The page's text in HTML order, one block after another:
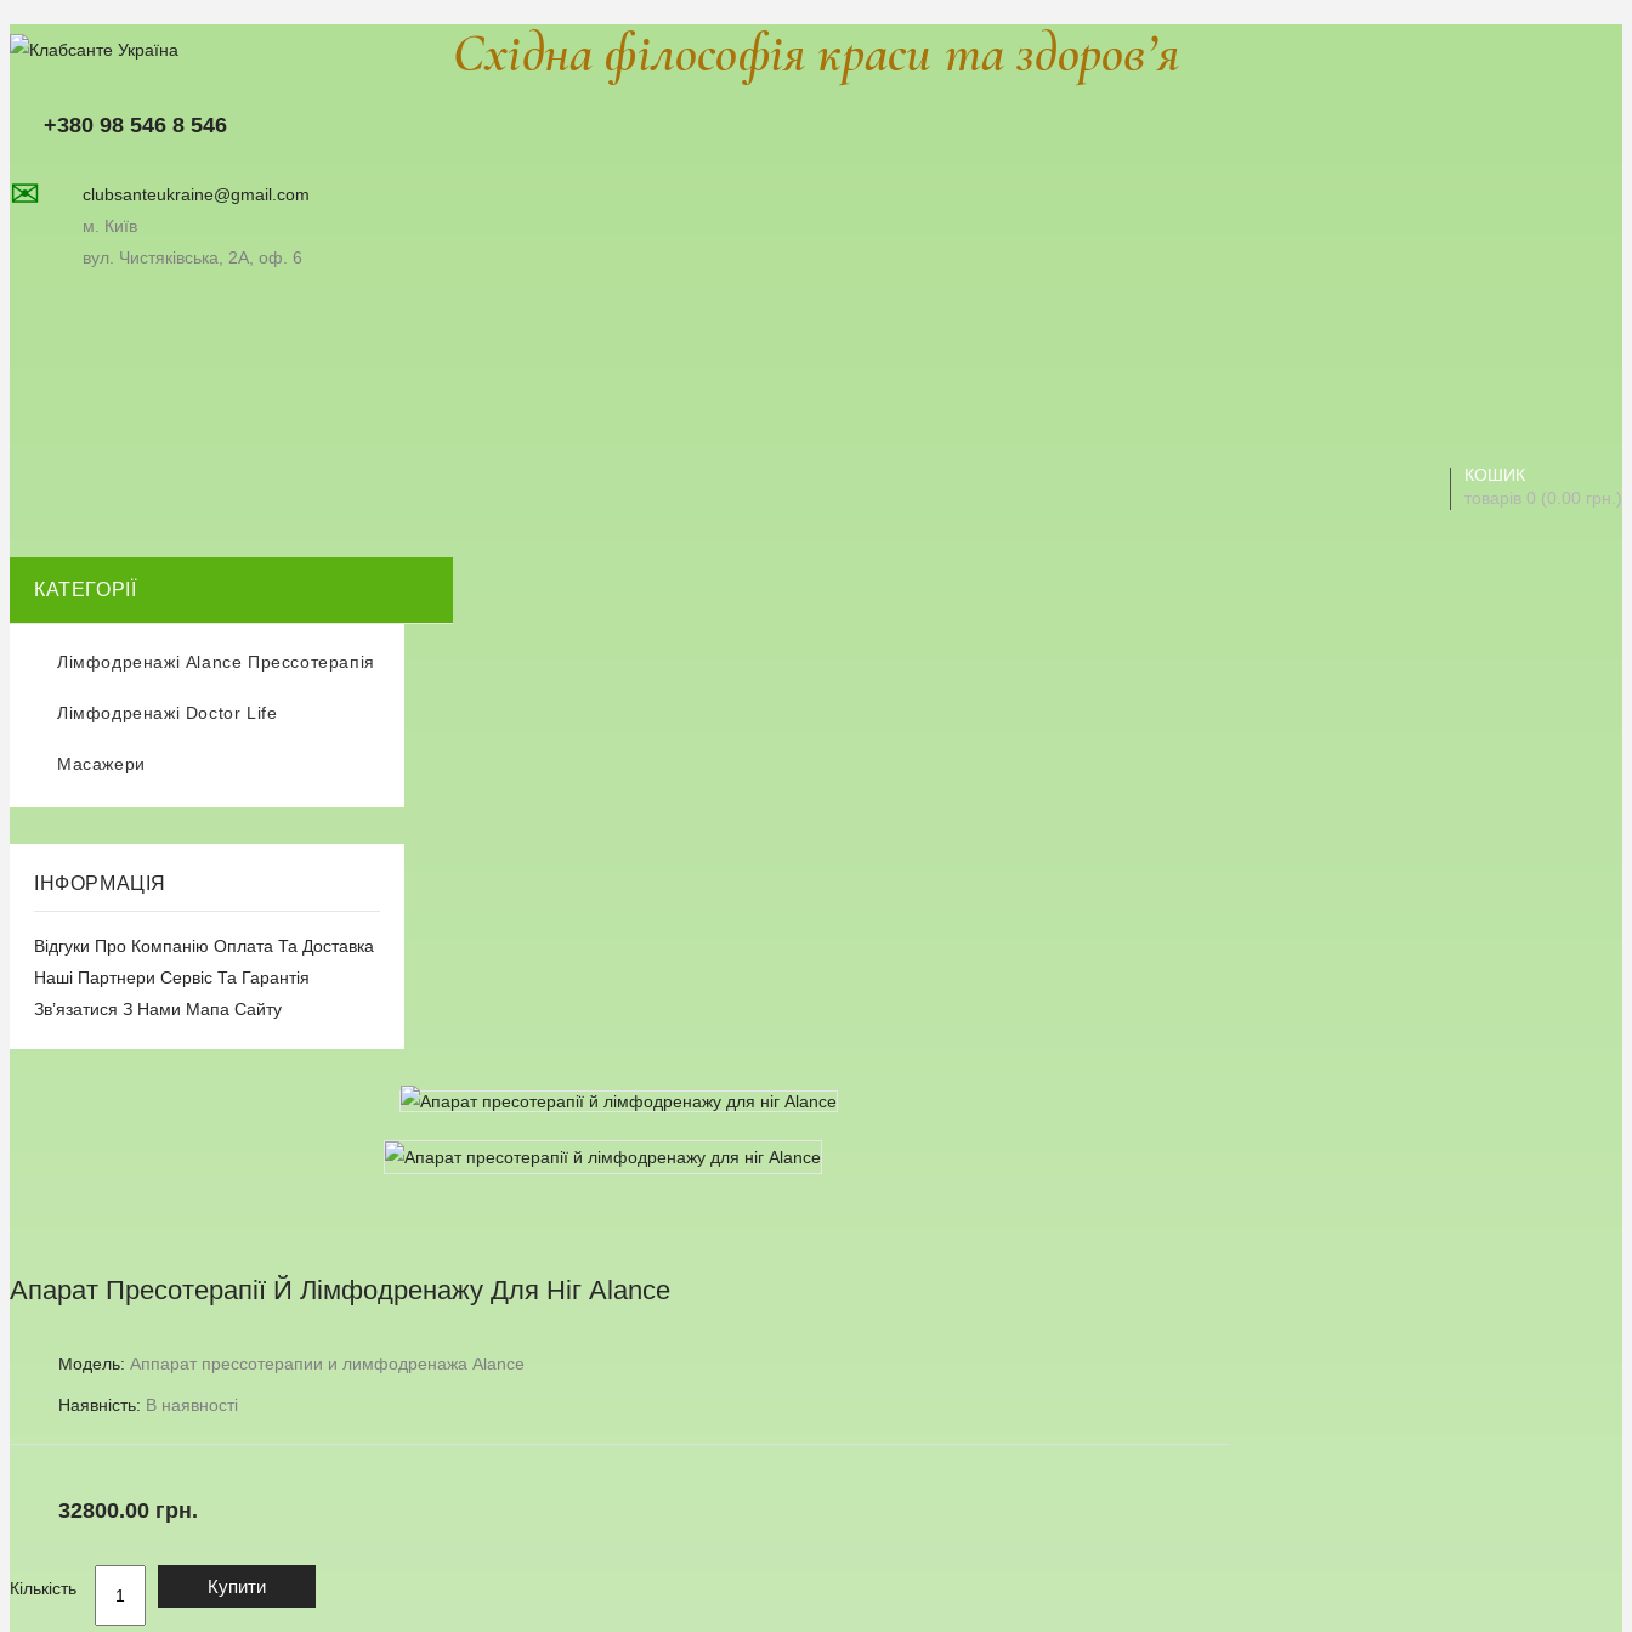
Східна філософія краси та здоров’я
+380 98 546 8 546
✉
clubsanteukraine@gmail.com
м. Київ
вул. Чистяківська, 2А, оф. 6
КОШИК
товарів 0 (0.00 грн.)
КАТЕГОРІЇ
Лімфодренажі Alance Прессотерапія
Лімфодренажі Doctor Life
Масажери
ІНФОРМАЦІЯ
Відгуки Про Компанію Оплата Та Доставка
Наші Партнери Сервіс Та Гарантія
Зв’язатися З Нами Мапа Сайту
Апарат Пресотерапії Й Лімфодренажу Для Ніг Alance
Модель: Аппарат прессотерапии и лимфодренажа Alance
Наявність: В наявності
32800.00 грн.
Кількість Купити